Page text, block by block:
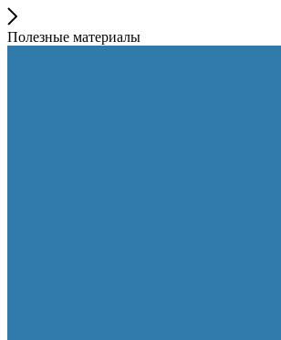
Полезные материалы